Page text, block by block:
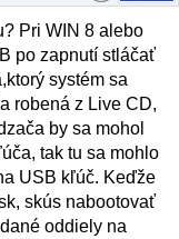
Pri WIN 8 alebo
po zapnutí stláčať
systém sa
robená z Live CD,
by sa mohol
tak tu sa mohlo
USB kľúč. Keďže
skús nabootovať
oddiely na